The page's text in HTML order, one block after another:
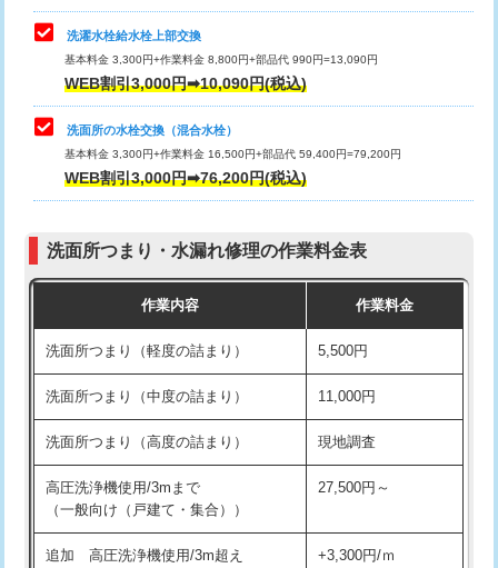
排水管工事（追加 排水管工事/3ｍ超
え）
マス交換（土の掘削・埋め戻し作業）
マス交換（深さ50㎝未満）
マス交換（深さ50㎝以上）
モルタル補修（厚さ10㎝まで） 27,500円
モルタル補修（厚さ10㎝超え） 38,500円
洗面台設置 38,500円
バスタブ設置 現場見積
追加人工 16,500円
廃棄・処分
交換・取付（タンク）
交換・取付(単水栓（壁付・デッキ
式）)
交換・取付(混合水栓（壁付・デッキ
式・ワンホール）)
16,500円+材料費
（P/S/ポップアップ））
交換・取付（その他部品） 11,000円+材料費
持込商品取付（単水栓） 13,200円
持込商品取付（混合水栓） 16,500円
持込商品取付（浄水器・分岐水栓） 16,500円
給水管工事※（ホール加工) 16,500円
給水管工事※（バンド止め)
給水管工事※（支持金具設置) 5,500円
洗濯水栓給水栓上部交換
基本料金 3,300円+作業料金 8,800円+部品代 990円=13,090円
WEB割引3,000円➡10,090円(税込)
洗面所の水栓交換（混合水栓）
基本料金 3,300円+作業料金 16,500円+部品代 59,400円=79,200円
WEB割引3,000円➡76,200円(税込)
洗面所つまり・水漏れ修理の作業料金表
作業内容 作業料金
洗面所つまり（軽度の詰まり） 5,500円
洗面所つまり（中度の詰まり） 11,000円
洗面所つまり（高度の詰まり） 現地調査
高圧洗浄機使用/3mまで
（一般向け（戸建て・集合））
27,500円～
追加 高圧洗浄機使用/3m超え
+3,300円/ｍ